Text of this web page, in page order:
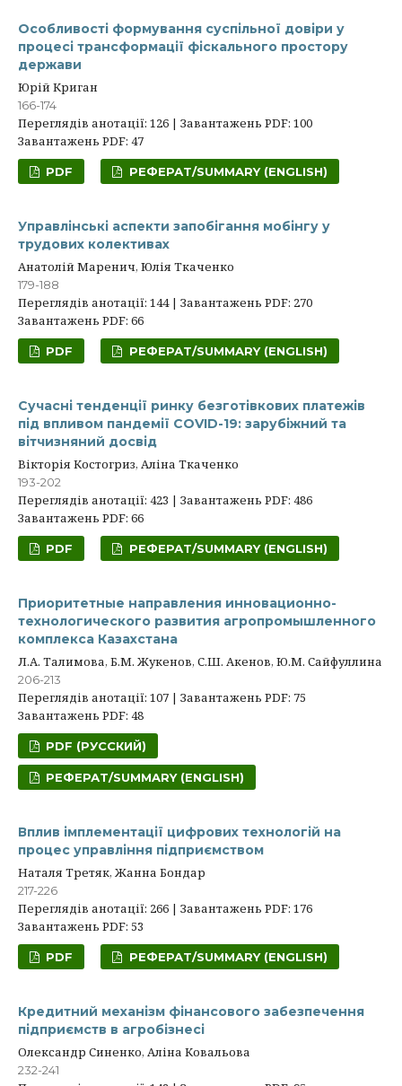
Особливості формування суспільної довіри у
процесі трансформації фіскального простору
держави
Юрій Криган
166-174
Переглядів анотації: 126 | Завантажень PDF: 100
Завантажень PDF: 47
PDF РЕФЕРАТ/SUMMARY (ENGLISH)
Управлінські аспекти запобігання мобінгу у
трудових колективах
Анатолій Маренич, Юлія Ткаченко
179-188
Переглядів анотації: 144 | Завантажень PDF: 270
Завантажень PDF: 66
PDF РЕФЕРАТ/SUMMARY (ENGLISH)
Сучасні тенденції ринку безготівкових платежів
під впливом пандемії COVID-19: зарубіжний та
вітчизняний досвід
Вікторія Костогриз, Аліна Ткаченко
193-202
Переглядів анотації: 423 | Завантажень PDF: 486
Завантажень PDF: 66
PDF РЕФЕРАТ/SUMMARY (ENGLISH)
Приоритетные направления инновационно-
технологического развития агропромышленного
комплекса Казахстана
Л.А. Талимова, Б.М. Жукенов, С.Ш. Акенов, Ю.М. Сайфуллина
206-213
Переглядів анотації: 107 | Завантажень PDF: 75
Завантажень PDF: 48
PDF (РУССКИЙ)
РЕФЕРАТ/SUMMARY (ENGLISH)
Вплив імплементації цифрових технологій на
процес управління підприємством
Наталя Третяк, Жанна Бондар
217-226
Переглядів анотації: 266 | Завантажень PDF: 176
Завантажень PDF: 53
PDF РЕФЕРАТ/SUMMARY (ENGLISH)
Кредитний механізм фінансового забезпечення
підприємств в агробізнесі
Олександр Синенко, Аліна Ковальова
232-241